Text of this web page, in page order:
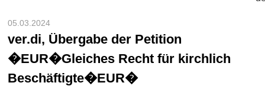
05.03.2024
ver.di, Übergabe der Petition
�EUR�Gleiches Recht für kirchlich
Beschäftigte�EUR�